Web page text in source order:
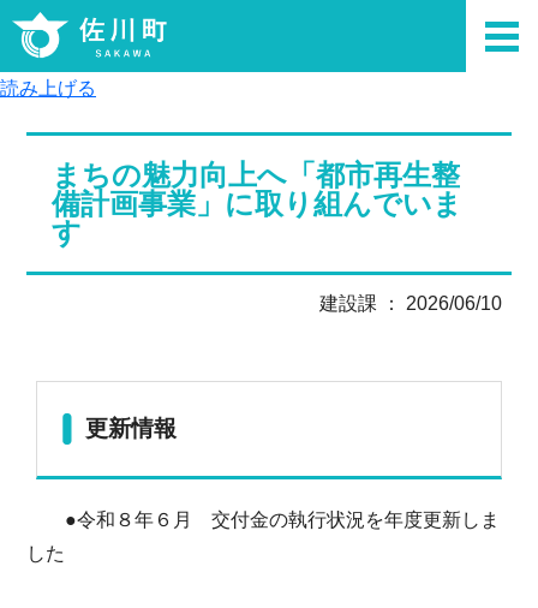
読み上げる
まちの魅力向上へ「都市再生整
備計画事業」に取り組んでいま
す
建設課 ： 2026/06/10
更新情報
●令和８年６月 交付金の執行状況を年度更新しま
した